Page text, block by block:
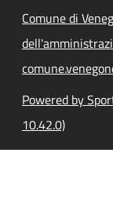
Comune di
Powered by
10.42.0)